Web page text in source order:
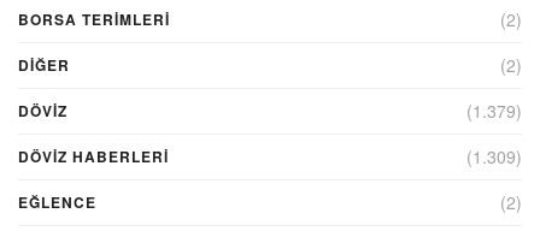
BORSA TERIMLERI (2)
DIĞER (2)
DÖVİZ (1.379)
DÖVIZ HABERLERI (1.309)
EĞLENCE (2)